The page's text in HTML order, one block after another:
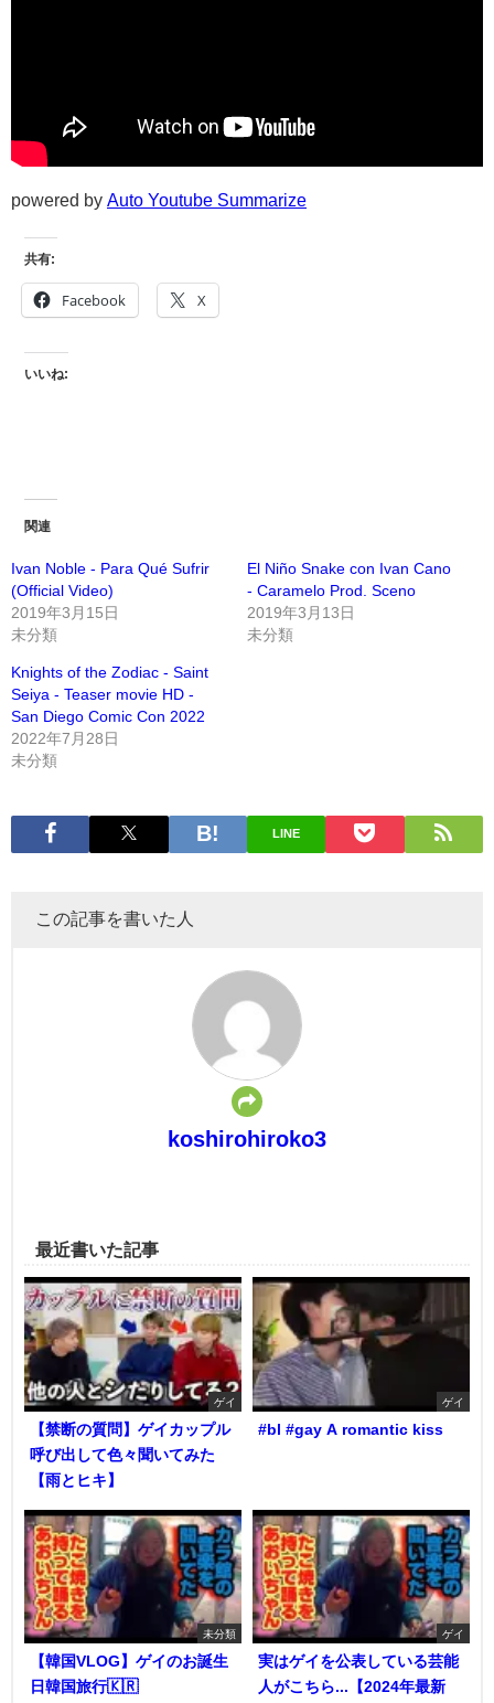
powered by Auto Youtube Summarize
共有:
Facebook X
いいね:
関連
Ivan Noble - Para Qué Sufrir
(Official Video)
2019年3月15日
未分類
El Niño Snake con Ivan Cano
- Caramelo Prod. Sceno
2019年3月13日
未分類
Knights of the Zodiac - Saint
Seiya - Teaser movie HD -
San Diego Comic Con 2022
2022年7月28日
未分類
LINE
この記事を書いた人
koshirohiroko3
最近書いた記事
ゲイ
【禁断の質問】ゲイカップル
呼び出して色々聞いてみた
【雨とヒキ】
ゲイ
#bl #gay A romantic kiss
未分類
【韓国VLOG】ゲイのお誕生
日韓国旅行🇰🇷
ゲイ
実はゲイを公表している芸能
人がこちら...【2024年最新